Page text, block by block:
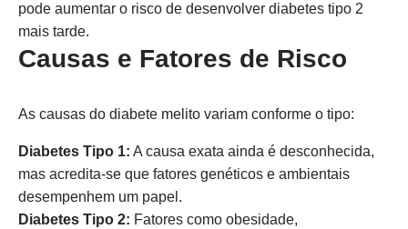
pode aumentar o risco de desenvolver diabetes tipo 2
mais tarde.
Causas e Fatores de Risco
As causas do diabete melito variam conforme o tipo:
Diabetes Tipo 1: A causa exata ainda é desconhecida,
mas acredita-se que fatores genéticos e ambientais
desempenhem um papel.
Diabetes Tipo 2: Fatores como obesidade,